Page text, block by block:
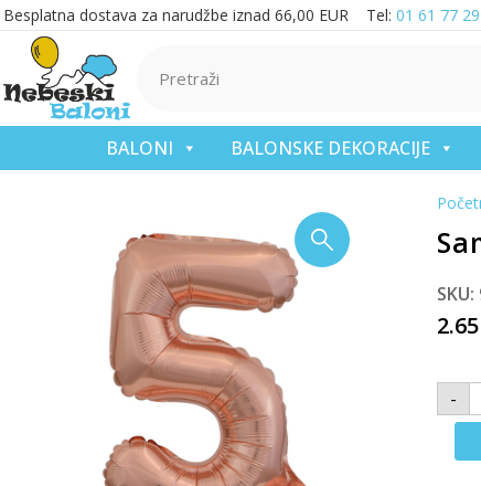
Besplatna dostava za narudžbe iznad 66,00 EUR Tel: 01 61 77
BALONI BALONSKE DEKORACIJE
2.65
-